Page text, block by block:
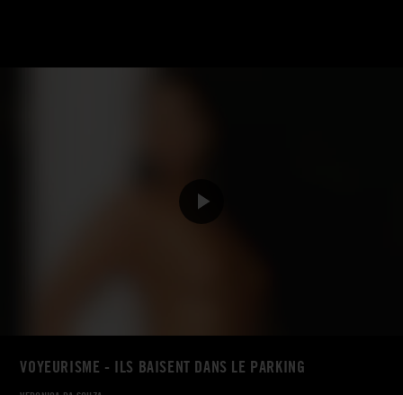
VOYEURISME - ILS BAISENT DANS LE PARKING